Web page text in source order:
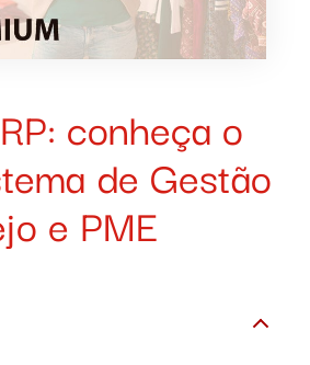
conheça o
de Gestão
e PME